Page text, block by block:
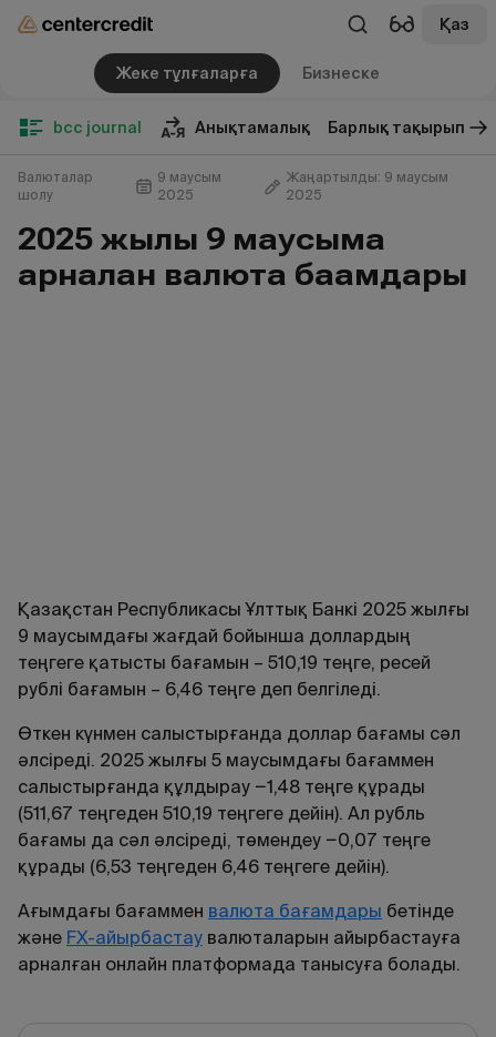
Қаз
Жеке тұлғаларға Бизнеске
bcc journal Анықтамалық Барлық тақырып
Валюталар
шолу
9 маусым
2025
Жаңартылды: 9 маусым
2025
2025 жылғы 9 маусымға
арналған валюта бағамдары
Қазақстан Республикасы Ұлттық Банкі 2025 жылғы
9 маусымдағы жағдай бойынша доллардың
теңгеге қатысты бағамын – 510,19 теңге, ресей
рублі бағамын – 6,46 теңге деп белгіледі.
Өткен күнмен салыстырғанда доллар бағамы сәл
әлсіреді. 2025 жылғы 5 маусымдағы бағаммен
салыстырғанда құлдырау −1,48 теңге құрады
(511,67 теңгеден 510,19 теңгеге дейін). Ал рубль
бағамы да сәл әлсіреді, төмендеу −0,07 теңге
құрады (6,53 теңгеден 6,46 теңгеге дейін).
Ағымдағы бағаммен валюта бағамдары бетінде
және FX-айырбастау валюталарын айырбастауға
арналған онлайн платформада танысуға болады.